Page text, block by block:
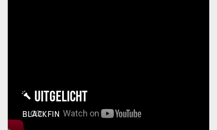
UITGELICHT
BLACKFIN